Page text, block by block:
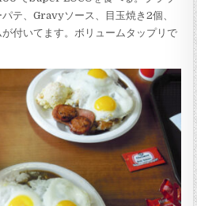
テ、Gravyソース、目玉焼き2個、
付いてます。ボリュームタップリで